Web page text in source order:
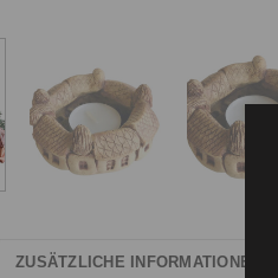
ZUSÄTZLICHE INFORMATIONEN